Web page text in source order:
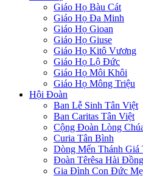
Giáo Họ Bàu Cát
Giáo Họ Đa Minh
Giáo Họ Gioan
Giáo Họ Giuse
Giáo Họ Kitô Vương
Giáo Họ Lộ Đức
Giáo Họ Môi Khôi
Giáo Họ Mông Triệu
Hội Đoàn
Ban Lễ Sinh Tân Việt
Ban Caritas Tân Việt
Cộng Đoàn Lòng
Curia Tân Bình
Dòng Mến Thánh Giá
Đoàn Têrêsa Hài
Gia Đình Con Đức Mẹ